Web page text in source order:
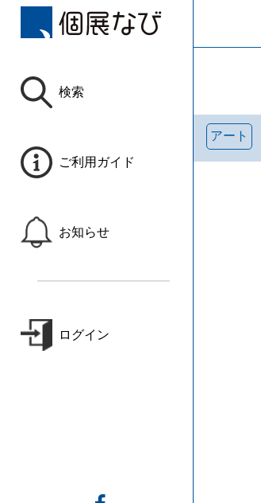
検索
ご利用ガイド
お知らせ
ログイン
アート